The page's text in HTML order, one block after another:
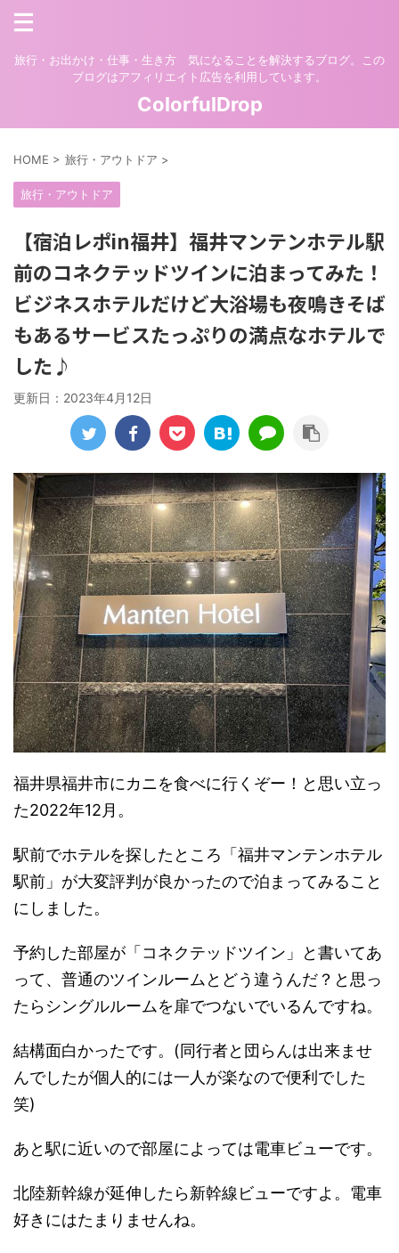
旅行・お出かけ・仕事・生き方 気になることを解決するブログ。この
ブログはアフィリエイト広告を利用しています。
ColorfulDrop
HOME > 旅行・アウトドア >
旅行・アウトドア
【宿泊レポin福井】福井マンテンホテル駅
前のコネクテッドツインに泊まってみた！
ビジネスホテルだけど大浴場も夜鳴きそば
もあるサービスたっぷりの満点なホテルで
した♪
更新日： 2023年4月12日
福井県福井市にカニを食べに行くぞー！と思い立っ
た2022年12月。
駅前でホテルを探したところ「福井マンテンホテル
駅前」が大変評判が良かったので泊まってみること
にしました。
予約した部屋が「コネクテッドツイン」と書いてあ
って、普通のツインルームとどう違うんだ？と思っ
たらシングルルームを扉でつないでいるんですね。
結構面白かったです。(同行者と団らんは出来ませ
んでしたが個人的には一人が楽なので便利でした
笑)
あと駅に近いので部屋によっては電車ビューです。
北陸新幹線が延伸したら新幹線ビューですよ。電車
好きにはたまりませんね。